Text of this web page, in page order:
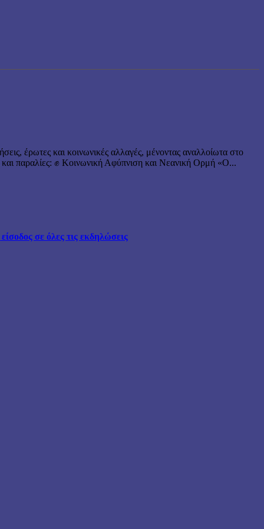
έρωτες και κοινωνικές αλλαγές, μένοντας αναλλοίωτα στο
παραλίες: ✊ Κοινωνική Αφύπνιση και Νεανική Ορμή «Ο...
σε όλες τις εκδηλώσεις